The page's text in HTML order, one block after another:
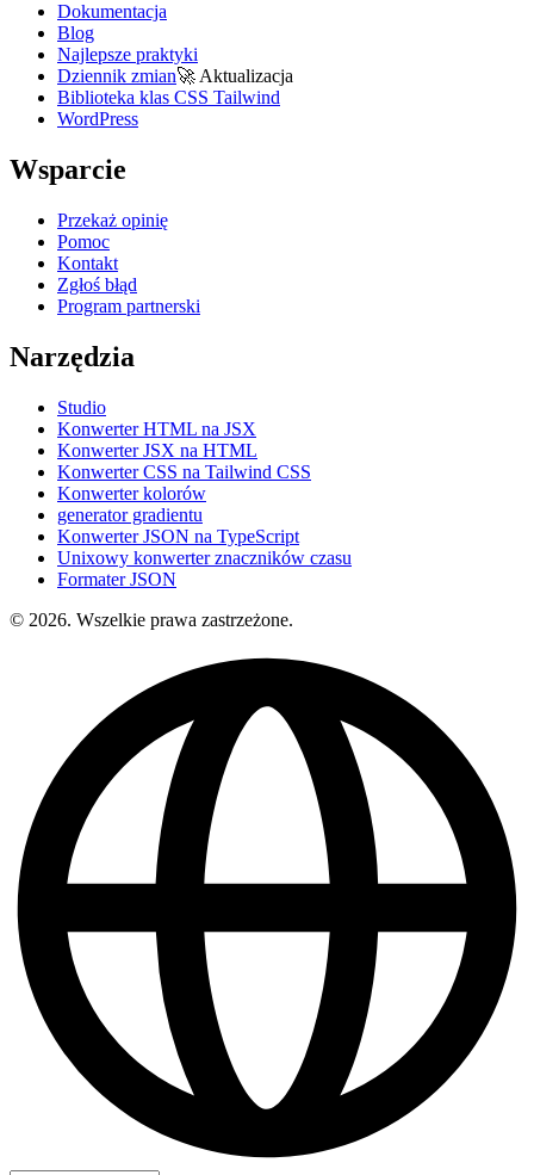
Dokumentacja
Blog
Najlepsze praktyki
Dziennik zmian🚀 Aktualizacja
Biblioteka klas CSS Tailwind
WordPress
Wsparcie
Przekaż opinię
Pomoc
Kontakt
Zgłoś błąd
Program partnerski
Narzędzia
Studio
Konwerter HTML na JSX
Konwerter JSX na HTML
Konwerter CSS na Tailwind CSS
Konwerter kolorów
generator gradientu
Konwerter JSON na TypeScript
Unixowy konwerter znaczników czasu
Formater JSON
© 2026. Wszelkie prawa zastrzeżone.